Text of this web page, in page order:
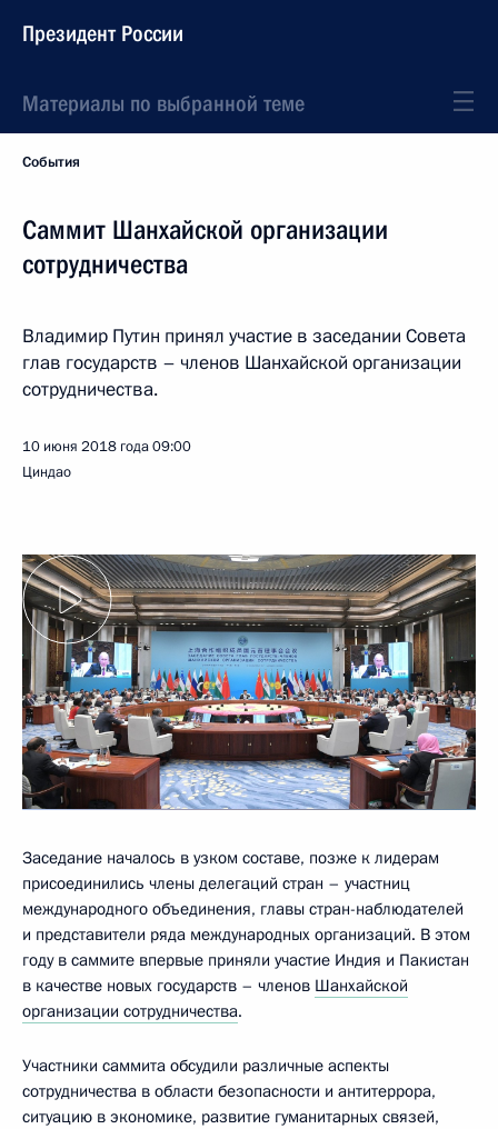
Президент России
Материалы по выбранной теме
События
Саммит Шанхайской организации
сотрудничества
Владимир Путин принял участие в заседании Совета
глав государств – членов Шанхайской организации
сотрудничества.
10 июня 2018 года09:00
Циндао
Заседание началось в узком составе, позже к лидерам
присоединились члены делегаций стран – участниц
международного объединения, главы стран-наблюдателей
и представители ряда международных организаций. В этом
году в саммите впервые приняли участие Индия и Пакистан
в качестве новых государств – членов Шанхайской
организации сотрудничества.
Участники саммита обсудили различные аспекты
сотрудничества в области безопасности и антитеррора,
ситуацию в экономике, развитие гуманитарных связей,